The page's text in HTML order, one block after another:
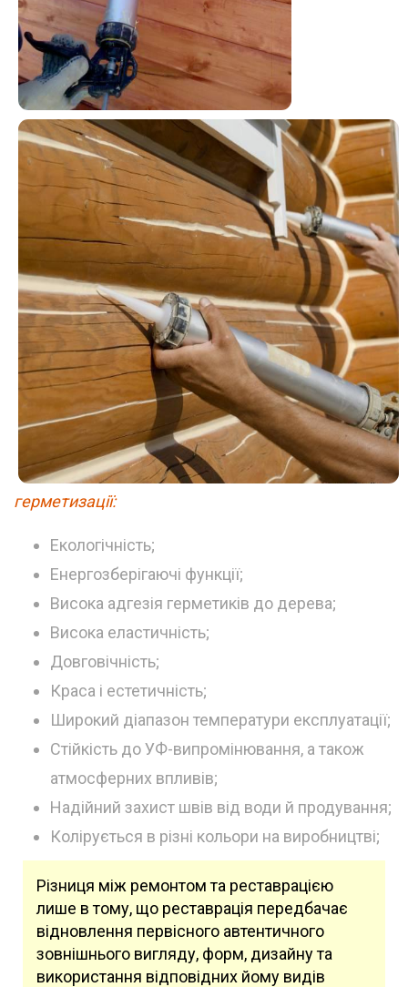
герметизації:
Екологічність;
Енергозберігаючі функції;
Висока адгезія герметиків до дерева;
Висока еластичність;
Довговічність;
Краса і естетичність;
Широкий діапазон температури експлуатації;
Стійкість до УФ-випромінювання, а також
атмосферних впливів;
Надійний захист швів від води й продування;
Колірується в різні кольори на виробництві;
Різниця між ремонтом та реставрацією
лише в тому, що реставрація передбачає
відновлення первісного автентичного
зовнішнього вигляду, форм, дизайну та
використання відповідних йому видів